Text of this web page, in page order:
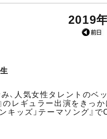
2019
、人気女性タレントのベ
のレギュラー出演をき
ンキッズ」テーマソング